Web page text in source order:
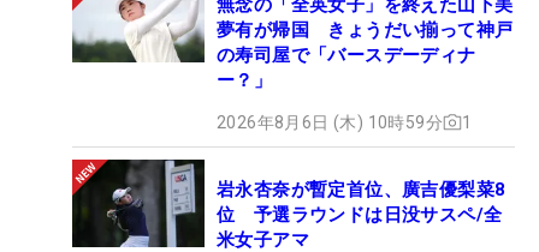
無念の「全英女子」を終えた山下美
夢有が帰国 きょうだい揃って神戸
の寿司屋で「バースデーディナ
ー？」
2026年8月6日 (木) 10時59分 1
岩永杏奈が暫定首位、廣吉優梨菜8
位 予選ラウンドは日没サスペ/全
米女子アマ